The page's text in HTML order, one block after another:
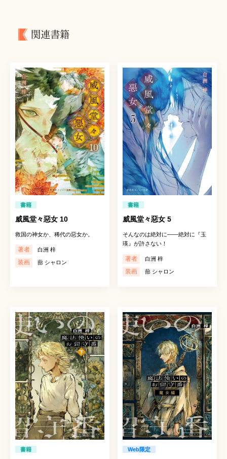
関連書籍
書籍
威風堂々惡女 10
救国の神女か、稀代の惡女か。
著者 白洲 梓
装画 蔀 シャロン
書籍
威風堂々惡女 5
そんなのは絶対に――絶対に『玉
瑛』が許さない！
著者 白洲 梓
装画 蔀 シャロン
書籍 Web限定